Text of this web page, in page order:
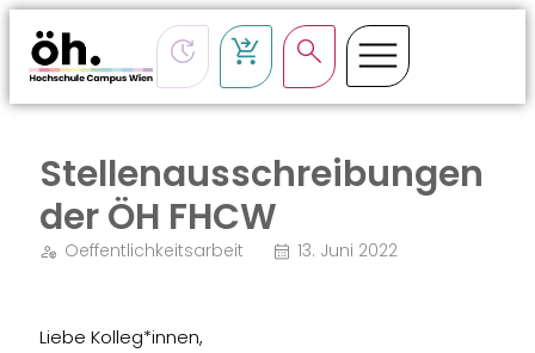
Stellenausschreibungen
der ÖH FHCW
Oeffentlichkeitsarbeit 13. Juni 2022
Liebe Kolleg*innen,